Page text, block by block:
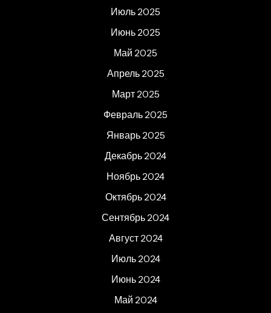
Июль 2025
Июнь 2025
Май 2025
Апрель 2025
Март 2025
Февраль 2025
Январь 2025
Декабрь 2024
Ноябрь 2024
Октябрь 2024
Сентябрь 2024
Август 2024
Июль 2024
Июнь 2024
Май 2024